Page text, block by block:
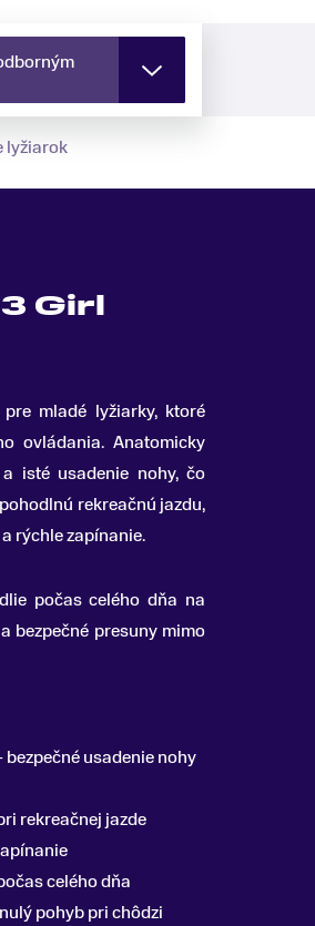
lyžiarok
Girl
mladé lyžiarky, ktoré
ovládania.Anatomicky
isté usadenie nohy, čo
rekreačnú jazdu,
rýchle zapínanie.
počas celého dňa na
bezpečné presuny mimo
bezpečné usadenie nohy
rekreačnej jazde
celého dňa
pohyb pri chôdzi